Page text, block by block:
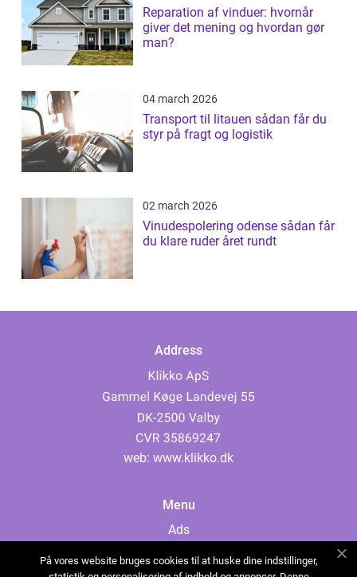
Reparation af vinduer: hvornår
giver det mening og hvordan gør
man?
04 march 2026
Transport til litauen sådan får du
styr på fragt og logistik
02 march 2026
Vinudespolering odense sådan får
du klare ruder året rundt
Address
web: www.klikko.dk
Menu
Ads
Cookies
På vores website bruges cookies til at huske dine indstillinger,